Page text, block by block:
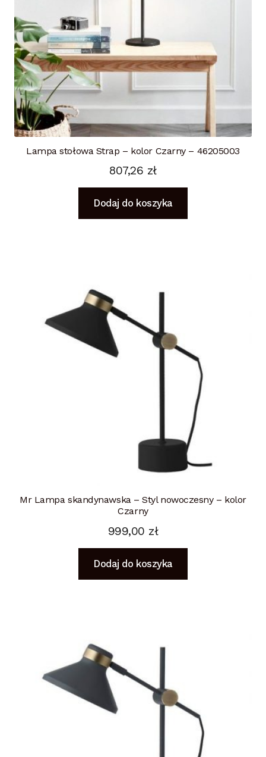
Lampa stołowa Strap – kolor Czarny – 46205003
807,26 zł
Dodaj do koszyka
Mr Lampa skandynawska – Styl nowoczesny – kolor
Czarny
999,00 zł
Dodaj do koszyka